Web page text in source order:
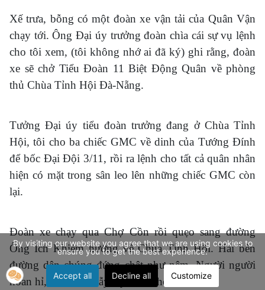
Xế trưa, bỗng có một đoàn xe vận tải của Quân Vận
chạy tới. Ông Đại úy trưởng đoàn chìa cái sự vụ lệnh
cho tôi xem, (tôi không nhớ ai đã ký) ghi rằng, đoàn
xe sẽ chở Tiểu Đoàn 11 Biệt Động Quân về phòng
thủ Chùa Tỉnh Hội Đà-Nẵng.
Tưởng Đại úy tiểu đoàn trưởng đang ở Chùa Tỉnh
Hội, tôi cho ba chiếc GMC về dinh của Tướng Đính
để bốc Đại Đội 3/11, rồi ra lệnh cho tất cả quân nhân
hiện có mặt trong sân leo lên những chiếc GMC còn
lại.
Đoàn xe chạy qua Chợ Cồn rồi quẹo sang đường
Ông Ích Khiêm hướng về Chùa Tỉnh Hội. Hai bên
đường dân chúng đứng chật như nêm. Người người
hoan hỉ, nói cười, vẫy tay, hoan hô ầm ĩ.
By visiting our website you agree that we are using cookies to
ensure you to get the best experience.
Accept all Decline all Customize